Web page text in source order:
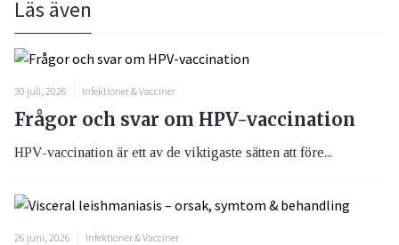
Läs även
30 juli, 2026 Infektioner & Vacciner
Frågor och svar om HPV-vaccination
HPV-vaccination är ett av de viktigaste sätten att före...
26 juni, 2026 Infektioner & Vacciner